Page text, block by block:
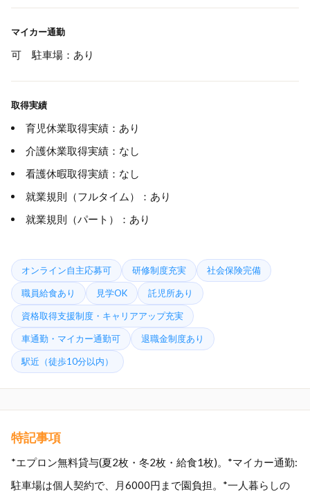
マイカー通勤
可 駐車場：あり
取得実績
育児休業取得実績：あり
介護休業取得実績：なし
看護休暇取得実績：なし
就業規則（フルタイム）：あり
就業規則（パート）：あり
オンライン自主応募可 研修制度充実 社会保険完備
職員給食あり 見学OK 託児所あり
資格取得支援制度・キャリアアップ充実
車通勤・マイカー通勤可 退職金制度あり
駅近（徒歩10分以内）
特記事項
*エプロン無料貸与(夏2枚・冬2枚・給食1枚)。*マイカー通勤:
駐車場は個人契約で、月6000円まで園負担。*一人暮らしの